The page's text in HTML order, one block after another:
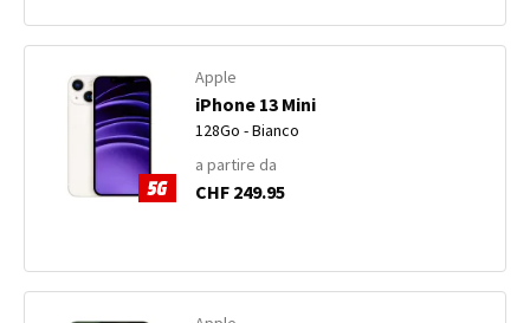
Apple
iPhone 13 Mini
128Go - Bianco
a partire da
CHF 249.95